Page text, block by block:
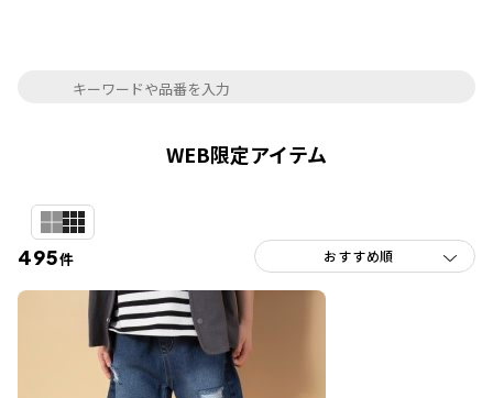
WEB限定アイテム
495件